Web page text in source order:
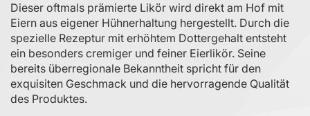
Dieser oftmals prämierte Likör wird direkt am Hof mit
Eiern aus eigener Hühnerhaltung hergestellt. Durch die
spezielle Rezeptur mit erhöhtem Dottergehalt entsteht
ein besonders cremiger und feiner Eierlikör. Seine
bereits überregionale Bekanntheit spricht für den
exquisiten Geschmack und die hervorragende Qualität
des Produktes.